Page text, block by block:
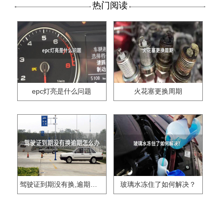
热门阅读
epc灯亮是什么问题 火花塞更换周期
驾驶证到期没有换,逾期怎么办?? 玻璃水冻住了如何解决？